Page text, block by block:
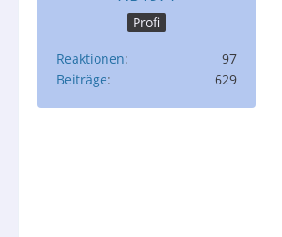
Profi
Reaktionen
97
Beiträge
629